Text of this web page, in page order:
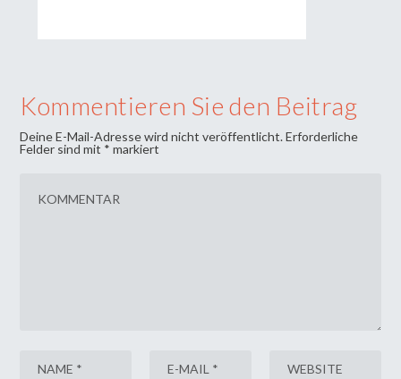
Kommentieren Sie den Beitrag
Deine E-Mail-Adresse wird nicht veröffentlicht. Erforderliche
Felder sind mit * markiert